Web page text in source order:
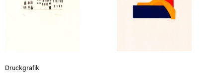
Druckgrafik